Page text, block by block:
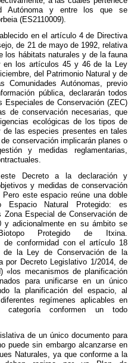
Autónoma y entre los que se
(ES2110009).
en el artículo 4 de Directiva
de 21 de mayo de 1992, relativa
los hábitats naturales y de la fauna
en los artículos 45 y 46 de la Ley
del Patrimonio Natural y de
Comunidades Autónomas, previo
pública, declararán todos
Especiales de Conservación (ZEC)
de conservación necesarias, que
ecológicas de los tipos de
de las especies presentes en tales
conservación implicarán planes o
y medidas reglamentarias,
Decreto a la declaración y
y medidas de conservación
este espacio reúne una doble
Espacio Natural Protegido: es
Zona Especial de Conservación de
y adicionalmente en su ámbito se
Protegido de Itxina.
de conformidad con el artículo 18
de la Ley de Conservación de la
por Decreto Legislativo 1/2014, de
«los mecanismos de planificación
para unificarse en un único
la planificación del espacio, al
regímenes aplicables en
conformen un todo
de un único documento para
puede sin embargo alcanzarse en
Naturales, ya que conforme a la